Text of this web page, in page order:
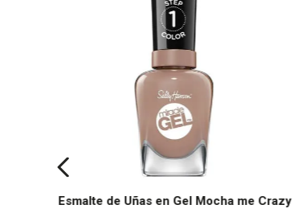
Esmalte de Uñas en Gel Mocha me Crazy